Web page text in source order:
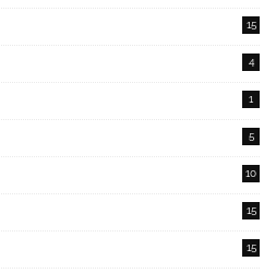
15
4
1
5
10
15
15